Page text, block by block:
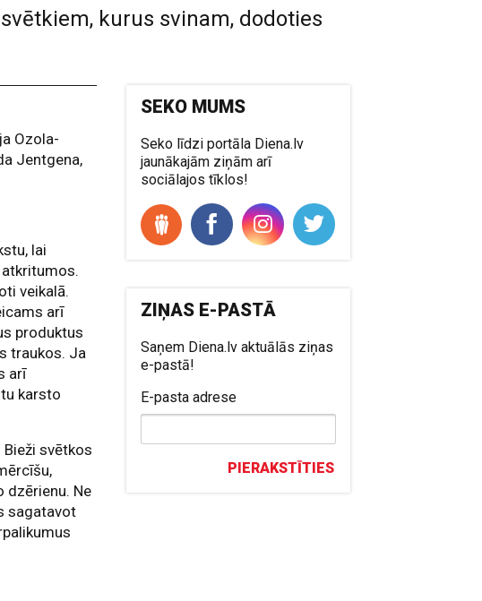
kurus svinam, dodoties
Ozola-
Jentgena,
lai
veikalā.
arī
produktus
traukos. Ja
arī
karsto
svētkos
dzērienu. Ne
sagatavot
SEKO MUMS
Seko līdzi portāla Diena.lv
jaunākajām ziņām arī
sociālajos tīklos!
ZIŅAS E-PASTĀ
Saņem Diena.lv aktuālās ziņas
e-pastā!
E-pasta adrese
PIERAKSTĪTIES